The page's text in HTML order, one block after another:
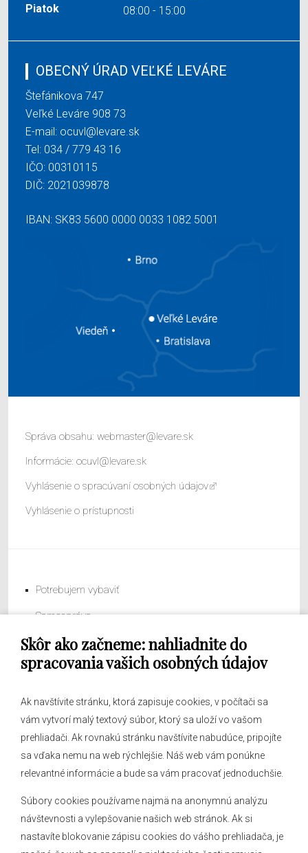
Skôr ako začneme: nahliadnite do
spracovania vašich osobných údajov
Ak navštívite stránku, ktorá zapisuje cookies, v počítači sa
vám vytvorí malý textový súbor, ktorý sa uloží vo vašom
prehliadači. Ak rovnakú stránku navštívite nabudúce, pripojíte
sa vďaka nemu na web rýchlejšie. Náš web vám ponúkne
relevantné informácie a bude sa vám pracovať jednoduchšie.
Súbory cookies používame najmä na anonymnú analýzu
návštevnosti a vylepšovanie našich web stránok. Ak si
nastavíte blokovanie zápisu cookies do vášho prehliadača, je
Piatok
08:00 - 15:00
OBECNÝ ÚRAD VEĽKÉ LEVÁRE
Štefánikova 747
Veľké Leváre 908 73
E-mail: ocuvl@levare.sk
Tel: 034 / 779 43 16
IČO: 00310115
DIČ: 2021039878
IBAN: SK83 5600 0000 0033 1082 5001
Správa obsahu: webmaster@levare.sk
Informácie: ocuvl@levare.sk
Vyhlásenie o spracúvaní osobných údajov
Vyhlásenie o prístupnosti
Potrebujem vybaviť
Samospráva
Obecný úrad
O obci
Hlásenia obecného rozhlasu